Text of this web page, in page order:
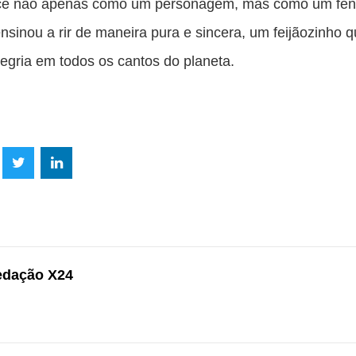
a rir de maneira pura e sincera, um feijãozinho
em todos os cantos do planeta.
Twitter
X24